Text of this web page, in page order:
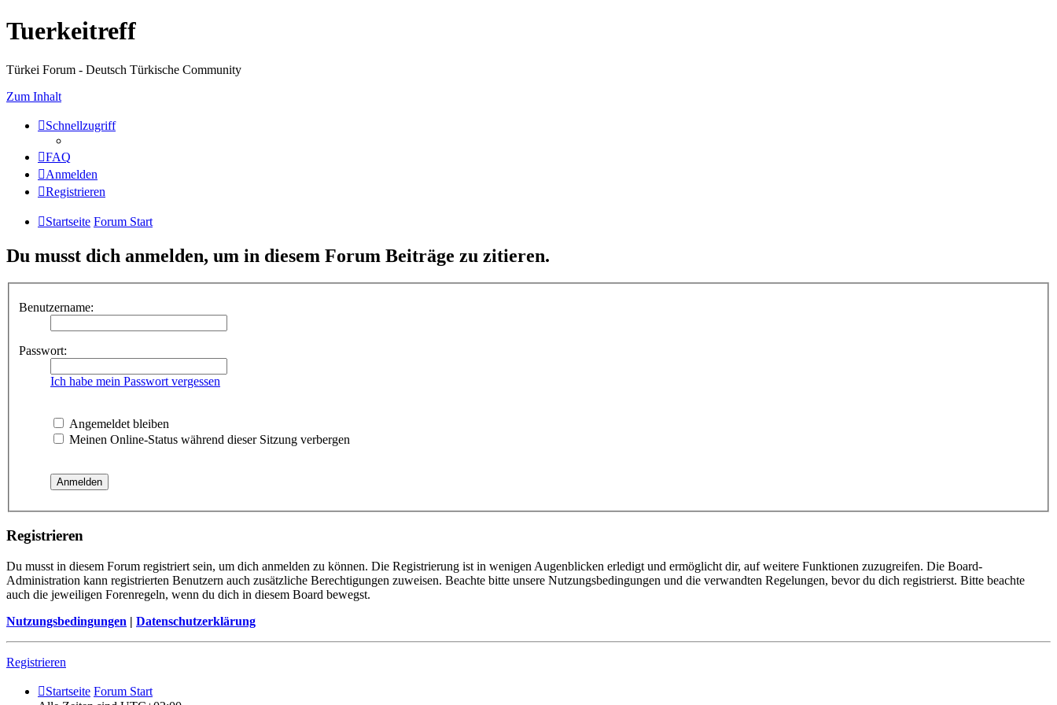
Tuerkeitreff
Türkei Forum - Deutsch Türkische Community
Zum Inhalt
Schnellzugriff
FAQ
Anmelden
Registrieren
Startseite Forum Start
Du musst dich anmelden, um in diesem Forum Beiträge zu zitieren.
Benutzername:
Passwort:
Ich habe mein Passwort vergessen
Angemeldet bleiben
Meinen Online-Status während dieser Sitzung verbergen
Registrieren
Du musst in diesem Forum registriert sein, um dich anmelden zu können. Die Registrierung ist in wenigen Augenblicken erledigt und ermöglicht dir, auf weitere Funktionen zuzugreifen. Die Board-
Administration kann registrierten Benutzern auch zusätzliche Berechtigungen zuweisen. Beachte bitte unsere Nutzungsbedingungen und die verwandten Regelungen, bevor du dich registrierst. Bitte beachte
auch die jeweiligen Forenregeln, wenn du dich in diesem Board bewegst.
Nutzungsbedingungen | Datenschutzerklärung
Registrieren
Startseite Forum Start